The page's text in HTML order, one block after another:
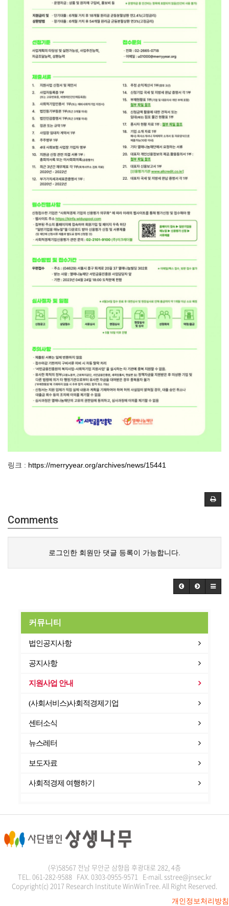
링크 : https://merryyear.org/archives/news/15441
Comments
로그인한 회원만 댓글 등록이 가능합니다.
커뮤니티
법인공지사항
공지사항
지원사업 안내
(사회서비스)사회적경제기업
센터소식
뉴스레터
보도자료
사회적경제 여행하기
(우)58567 전남 무안군 삼향읍 후광대로 282, 4층
TEL. 061-282-9588 FAX. 0303-0955-9571 E-mail. sstree@jnsec.kr
Copyright(c) 2017 Research Institute WinWinTree. All Right Reserved.
개인정보처리방침